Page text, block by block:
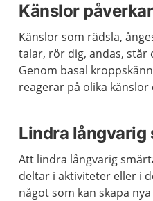
Känslor
Känslor som rädsla,
talar, rör dig, andas, står
Genom basal
reagerar på olika
Lindra långvarig
Att lindra långvarig
deltar i aktiviteter eller i
något som kan skapa